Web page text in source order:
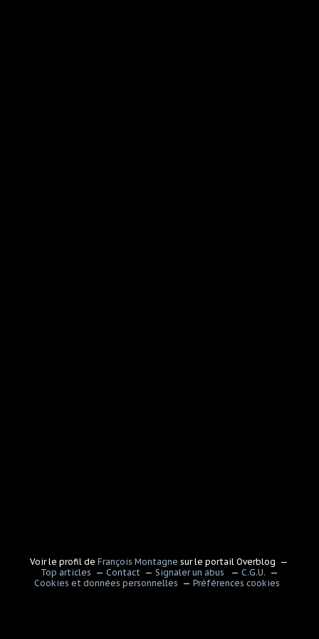
Voir le profil deFrançois Montagne sur le portail Overblog
Top articles
Contact Signaler un abus
C.G.U.
Cookies et données personnelles
Préférences cookies